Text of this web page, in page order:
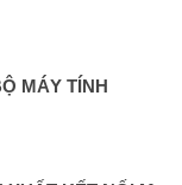
MÁY TÍNH